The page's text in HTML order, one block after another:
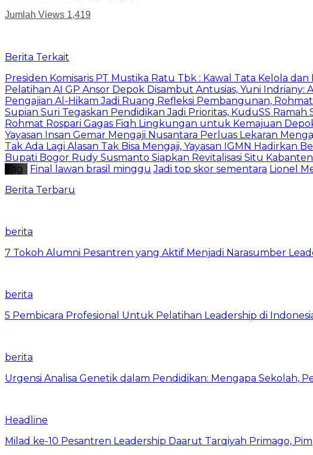
Jumlah Views 1,419
Berita Terkait
Presiden Komisaris PT Mustika Ratu Tbk : Kawal Tata Kelola
Pelatihan AI GP Ansor Depok Disambut Antusias, Yuni Indriany:
Pengajian Al-Hikam Jadi Ruang Refleksi Pembangunan,
Supian Suri Tegaskan Pendidikan Jadi Prioritas, KuduSS
Rohmat Rospari Gagas Fiqh Lingkungan untuk Kemajuan
Yayasan Insan Gemar Mengaji Nusantara Perluas Lekaran
Tak Ada Lagi Alasan Tak Bisa Mengaji, Yayasan IGMN Hadirkan
Bupati Bogor Rudy Susmanto Siapkan Revitalisasi Situ
Tag : Final lawan brasil minggu Jadi top skor sementara Lionel
Berita Terbaru
berita
7 Tokoh Alumni Pesantren yang Aktif Menjadi Narasumber
berita
5 Pembicara Profesional Untuk Pelatihan Leadership di
berita
Urgensi Analisa Genetik dalam Pendidikan: Mengapa Sekolah,
Headline
Milad ke-10 Pesantren Leadership Daarut Tarqiyah Primago,